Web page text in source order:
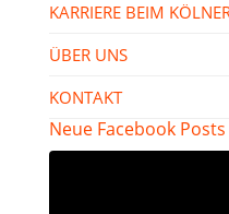
KARRIERE BEIM
ÜBER UNS
KONTAKT
Neue Facebook Posts